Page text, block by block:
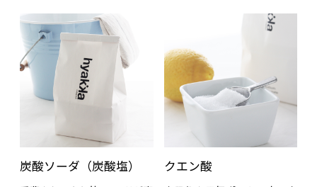
炭酸ソーダ（炭酸塩） クエン酸